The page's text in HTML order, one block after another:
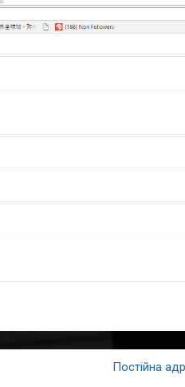
Постійна